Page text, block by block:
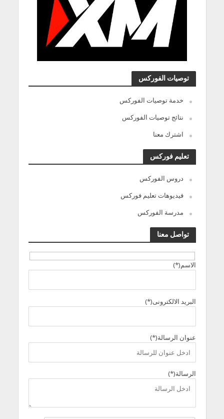
توصيات الفوركس
خدمة توصيات الفوركس
نتائج توصيات الفوركس
اشترك معنا
تعليم فوركس
دروس الفوركس
فيديوهات تعليم فوركس
مدرسة الفوركس
تواصل معنا
الاسم(*)
البريد الالكترونى(*)
عنوان الرسالة(*)
الرسالة(*)